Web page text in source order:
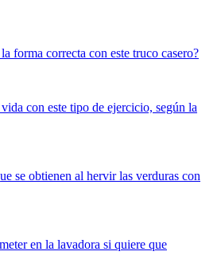
forma correcta con este truco casero?
con este tipo de ejercicio, según la
se obtienen al hervir las verduras con
en la lavadora si quiere que